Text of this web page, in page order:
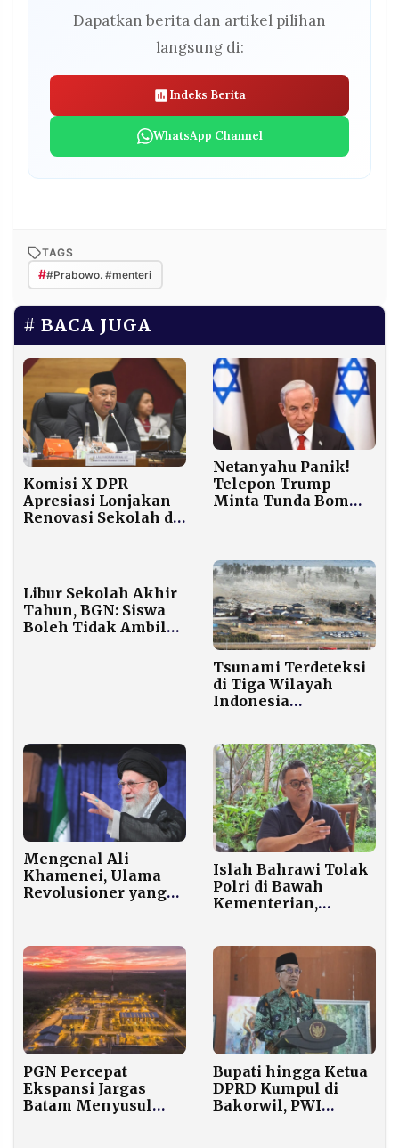
Dapatkan berita dan artikel pilihan
langsung di:
Indeks Berita
WhatsApp Channel
TAGS
##Prabowo. #menteri
BACA JUGA
Komisi X DPR
Apresiasi Lonjakan
Renovasi Sekolah di
3T Masih Jadi
Catatan Serius
Netanyahu Panik!
Telepon Trump
Minta Tunda Bom
Libur Sekolah Akhir
Tahun, BGN: Siswa
Boleh Tidak Ambil
Tsunami Terdeteksi
di Tiga Wilayah
Indonesia
Ketinggian Capai
0,19 Meter
Mengenal Ali
Khamenei, Ulama
Revolusioner yang
Islah Bahrawi Tolak
Polri di Bawah
Kementerian,
PGN Percepat
Ekspansi Jargas
Batam Menyusul
Bupati hingga Ketua
DPRD Kumpul di
Bakorwil, PWI